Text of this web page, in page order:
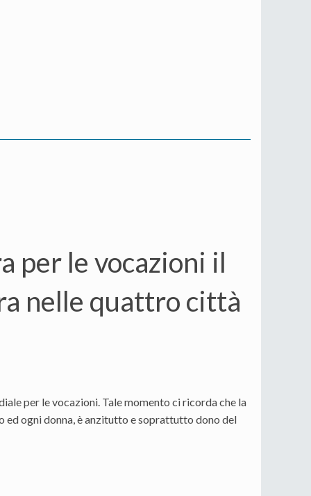
per le vocazioni il
nelle quattro città
per le vocazioni. Tale momento ci ricorda che la
ed ogni donna, è anzitutto e soprattutto dono del